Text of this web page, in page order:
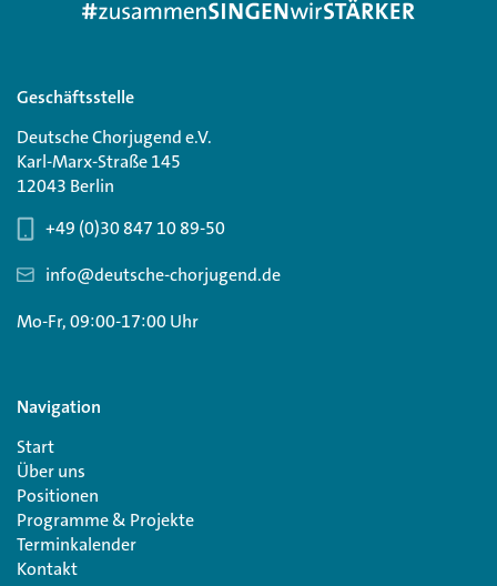
Geschäftsstelle
Deutsche Chorjugend e.V.
Karl-Marx-Straße 145
12043 Berlin
+49 (0)30 847 10 89-50
info@deutsche-chorjugend.de
Mo-Fr, 09:00-17:00 Uhr
Navigation
Start
Über uns
Positionen
Programme & Projekte
Terminkalender
Kontakt